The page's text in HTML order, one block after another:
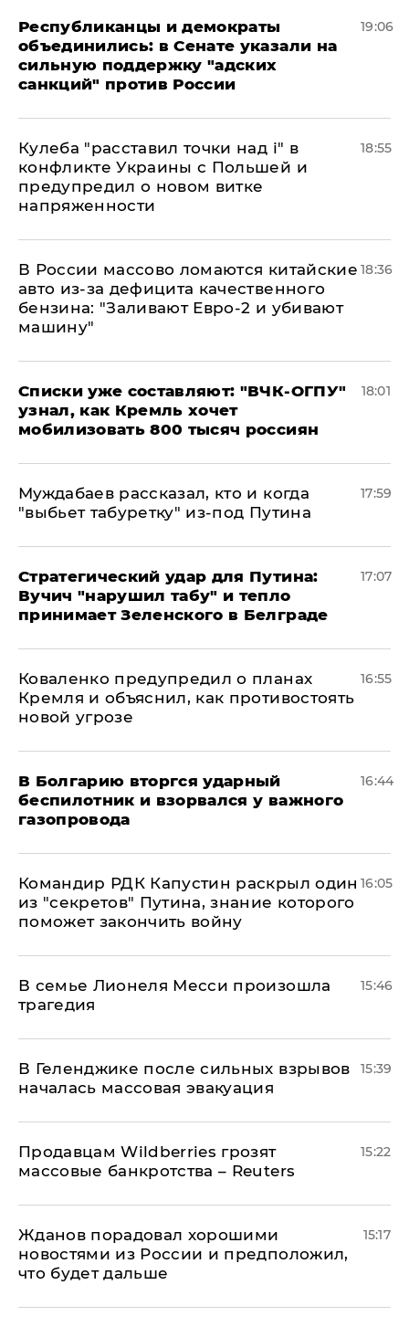
Республиканцы и демократы
объединились: в Сенате указали на
сильную поддержку "адских
санкций" против России
19:06
Кулеба "расставил точки над і" в
конфликте Украины с Польшей и
предупредил о новом витке
напряженности
18:55
В России массово ломаются китайские
авто из-за дефицита качественного
бензина: "Заливают Евро-2 и убивают
машину"
18:36
Списки уже составляют: "ВЧК-ОГПУ"
узнал, как Кремль хочет
мобилизовать 800 тысяч россиян
18:01
Муждабаев рассказал, кто и когда
"выбьет табуретку" из-под Путина
17:59
Стратегический удар для Путина:
Вучич "нарушил табу" и тепло
принимает Зеленского в Белграде
17:07
Коваленко предупредил о планах
Кремля и объяснил, как противостоять
новой угрозе
16:55
В Болгарию вторгся ударный
беспилотник и взорвался у важного
газопровода
16:44
Командир РДК Капустин раскрыл один
из "секретов" Путина, знание которого
поможет закончить войну
16:05
В семье Лионеля Месси произошла
трагедия
15:46
В Геленджике после сильных взрывов
началась массовая эвакуация
15:39
Продавцам Wildberries грозят
массовые банкротства – Reuters
15:22
Жданов порадовал хорошими
новостями из России и предположил,
что будет дальше
15:17